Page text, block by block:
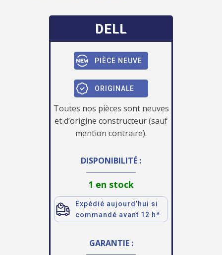
DELL
PIÈCE NEUVE
ORIGINALE
Toutes nos pièces sont neuves
et d’origine constructeur (sauf
mention contraire).
DISPONIBILITÉ :
1 en stock
Expédié aujourd’hui si
commandé avant 12 h*
GARANTIE :